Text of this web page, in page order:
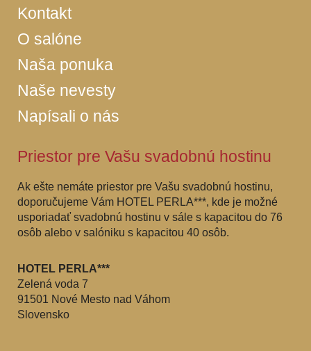
Kontakt
O salóne
Naša ponuka
Naše nevesty
Napísali o nás
Priestor pre Vašu svadobnú hostinu
Ak ešte nemáte priestor pre Vašu svadobnú hostinu,
doporučujeme Vám HOTEL PERLA***, kde je možné
usporiadať svadobnú hostinu v sále s kapacitou do 76
osôb alebo v salóniku s kapacitou 40 osôb.
HOTEL PERLA***
Zelená voda 7
91501 Nové Mesto nad Váhom
Slovensko